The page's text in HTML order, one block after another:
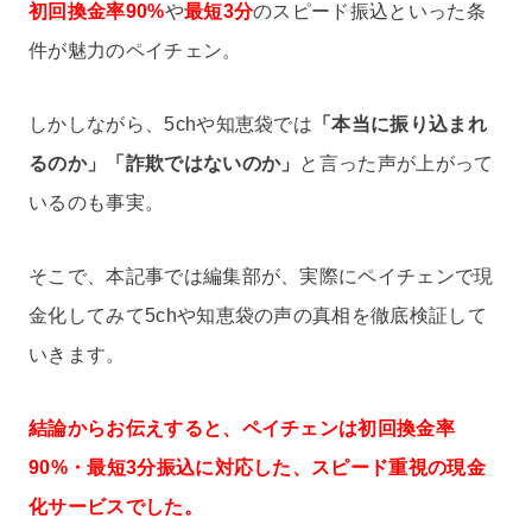
初回換金率90%や最短3分のスピード振込といった条
件が魅力のペイチェン。
しかしながら、5chや知恵袋では 「本当に振り込まれ
るのか」「詐欺ではないのか」 と言った声が上がって
いるのも事実。
そこで、本記事では編集部が、実際にペイチェンで現
金化してみて5chや知恵袋の声の真相を徹底検証して
いきます。
結論からお伝えすると、ペイチェンは初回換金率
90%・最短3分振込に対応した、スピード重視の現金
化サービスでした。